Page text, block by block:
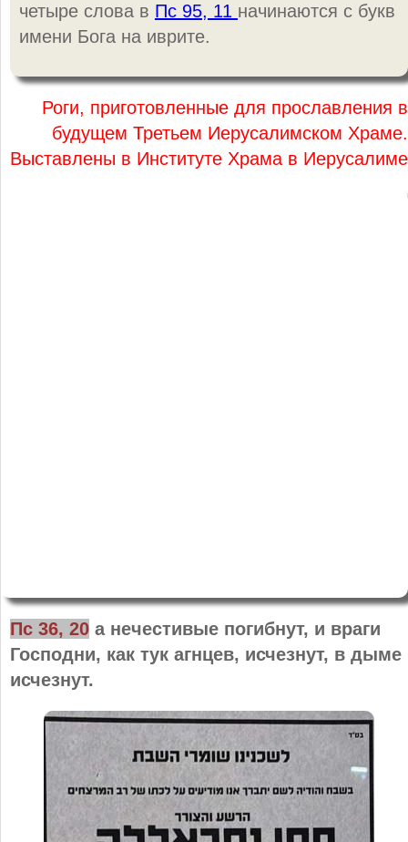
четыре слова в Пс 95, 11 начинаются с букв
имени Бога на иврите.
Роги, приготовленные для прославления в
будущем Третьем Иерусалимском Храме.
Выставлены в Институте Храма в Иерусалиме
Пс 36, 20 а нечестивые погибнут, и враги
Господни, как тук агнцев, исчезнут, в дыме
исчезнут.